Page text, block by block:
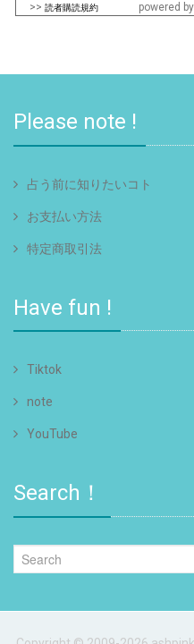
>> 読者購読規約 powered by
Please note !
占う前に知りたいコト
お支払い方法
特定商取引法
Have fun !
Tiktok
note
YouTube
Search！